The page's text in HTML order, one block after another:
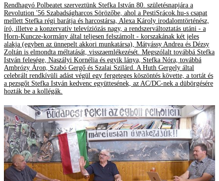
Rendhagyó Polbeatet szerveztünk Stefka István 80. születésnapjára a
Revolution '56 Szabadságharcos Sörözőbe, ahol a PestiSrácok.hu-s csapat
mellett Stefka régi barátja és harcostársa, Alexa Károly irodalomtörténész,
író, illetve a konzervatív televíziózás nagy, a rendszerváltoztatás utáni - a
Horn-Kuncze-kormány által teljesen felszámolt - korszakának két jeles
alakja (egyben az ünnepelt akkori munkatársa), Mátyássy Andrea és Dézsy
Zoltán is elmondta méltatását, visszaemlékezését. Megszólalt továbbá Stefka
István felesége, Naszályi Kornélia és egyik lánya, Stefka Nóra, továbbá
Ambrózy Áron, Szabó Gergő és Szalai Szilárd. A Huth Gergely által
celebrált rendkívüli adást végül egy fergeteges köszöntés követte, a tortát és
a pezsgőt Stefka István kedvenc együttesének, az AC/DC-nek a dübörgésére
hozták be a kollégák.